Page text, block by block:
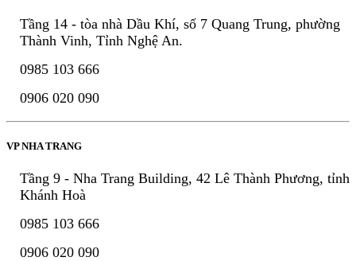
Tầng 14 - tòa nhà Dầu Khí, số 7 Quang Trung, phường
Thành Vinh, Tỉnh Nghệ An.
0985 103 666
0906 020 090
VP NHA TRANG
Tầng 9 - Nha Trang Building, 42 Lê Thành Phương, tỉnh
Khánh Hoà
0985 103 666
0906 020 090